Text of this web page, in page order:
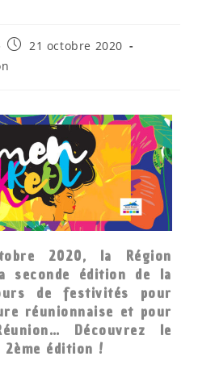
21 octobre 2020
2020, la Région
seconde édition de la
de festivités pour
réunionnaise et pour
Découvrez le
édition !